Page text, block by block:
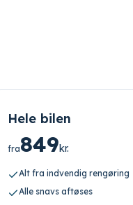
Hele bilen
fra849kr.
Alt fra indvendig rengøring
Alle snavs aftøses